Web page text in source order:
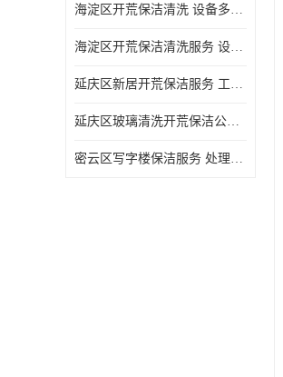
海淀区开荒保洁清洗 设备多样 避免会留下卫生死角
海淀区开荒保洁清洗服务 设备多样 清洁知识全面
延庆区新居开荒保洁服务 工程类别多 避免会留下卫生死角
延庆区玻璃清洗开荒保洁公司电话 处理细致 清洁知识全面
密云区写字楼保洁服务 处理细致 避免会留下卫生死角